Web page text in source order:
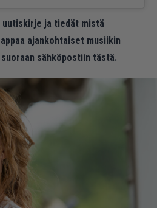
uutiskirje ja tiedät mistä
ajankohtaiset musiikin
sähköpostiin tästä.